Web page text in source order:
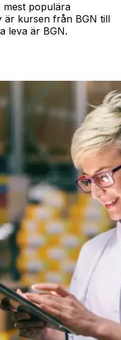
mest populära
är kursen från BGN till
leva är BGN.